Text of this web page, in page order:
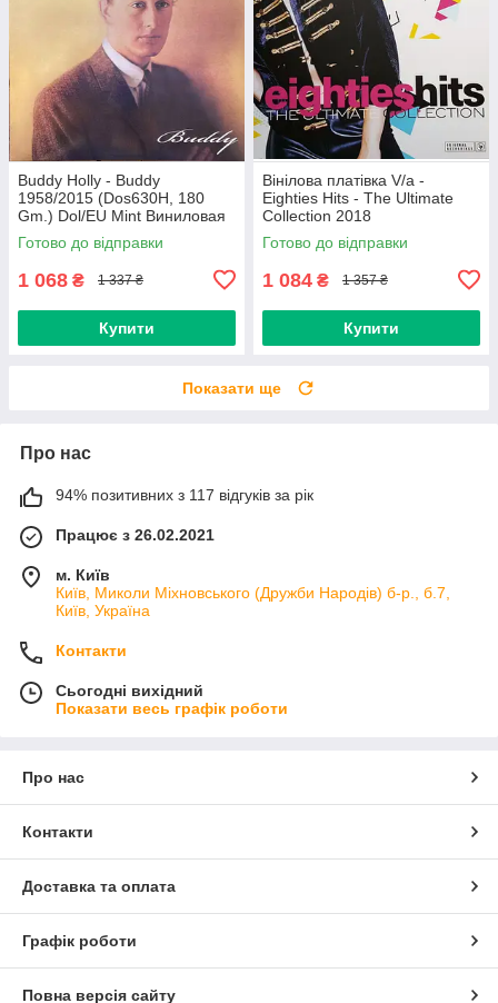
Buddy Holly - Buddy
1958/2015 (Dos630H, 180
Gm.) Dol/EU Mint Виниловая
пластинка (art.234454)
Готово до відправки
1 068 ₴ 1 337 ₴
Купити
Вінілова платівка V/a -
Eighties Hits - The Ultimate
Collection 2018
(0190758737713) Sony
Music/EU Mint
Готово до відправки
1 084 ₴ 1 357 ₴
Купити
Показати ще
Про нас
94% позитивних з 117 відгуків за рік
Працює з 26.02.2021
м. Київ
Київ, Миколи Міхновського (Дружби Народів) б-р., б.7,
Київ, Україна
Контакти
Сьогодні вихідний
Показати весь графік роботи
Про нас
Контакти
Доставка та оплата
Графік роботи
Повна версія сайту